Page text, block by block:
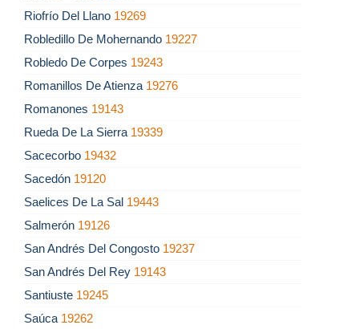
Riofrío Del Llano 19269
Robledillo De Mohernando 19227
Robledo De Corpes 19243
Romanillos De Atienza 19276
Romanones 19143
Rueda De La Sierra 19339
Sacecorbo 19432
Sacedón 19120
Saelices De La Sal 19443
Salmerón 19126
San Andrés Del Congosto 19237
San Andrés Del Rey 19143
Santiuste 19245
Saúca 19262